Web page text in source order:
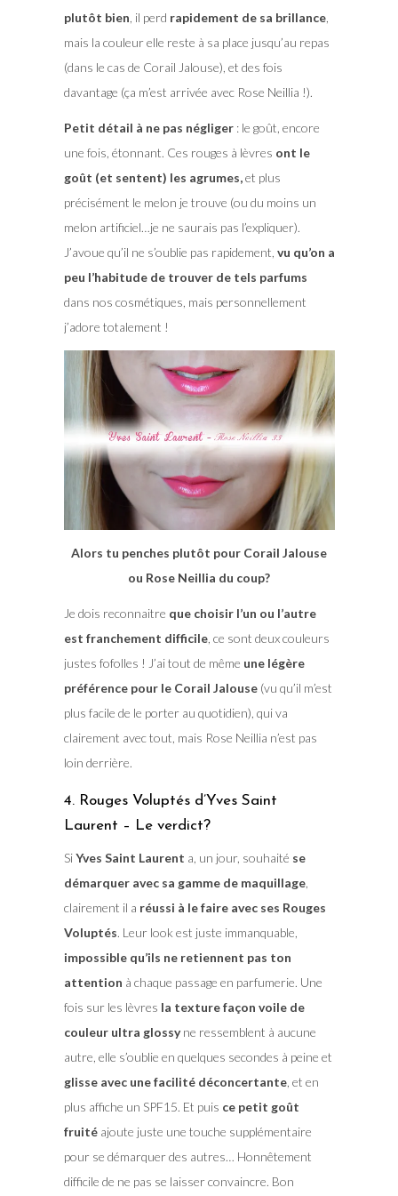
plutôt bien , il perd rapidement de sa brillance,
mais la couleur elle reste à sa place jusqu’au repas
(dans le cas de Corail Jalouse), et des fois
davantage (ça m’est arrivée avec Rose Neillia !).
Petit détail à ne pas négliger: le goût, encore
une fois, étonnant. Ces rouges à lèvres ont le
goût (et sentent) les agrumes,et plus
précisément le melon je trouve (ou du moins un
melon artificiel…je ne saurais pas l’expliquer).
J’avoue qu’il ne s’oublie pas rapidement, vu qu’on a
peu l’habitude de trouver de tels parfums
dans nos cosmétiques, mais personnellement
j’adore totalement !
Alors tu penches plutôt pour Corail Jalouse
ou Rose Neillia du coup?
Je dois reconnaitre que choisir l’un ou l’autre
est franchement difficile, ce sont deux couleurs
justes fofolles ! J’ai tout de même une légère
préférence pour le Corail Jalouse(vu qu’il m’est
plus facile de le porter au quotidien), qui va
clairement avec tout, mais Rose Neillia n’est pas
loin derrière.
4. Rouges Voluptés d’Yves Saint
Laurent – Le verdict?
SiYves Saint Laurent a, un jour, souhaité se
démarquer avec sa gamme de maquillage,
clairement il a réussi à le faire avec ses Rouges
Voluptés. Leur look est juste immanquable,
impossible qu’ils ne retiennent pas ton
attention à chaque passage en parfumerie. Une
fois sur les lèvres la texture façon voile de
couleur ultra glossyne ressemblent à aucune
autre, elle s’oublie en quelques secondes à peine et
glisse avec une facilité déconcertante, et en
plus affiche un SPF15. Et puis ce petit goût
fruitéajoute juste une touche supplémentaire
pour se démarquer des autres… Honnêtement
difficile de ne pas se laisser convaincre. Bon